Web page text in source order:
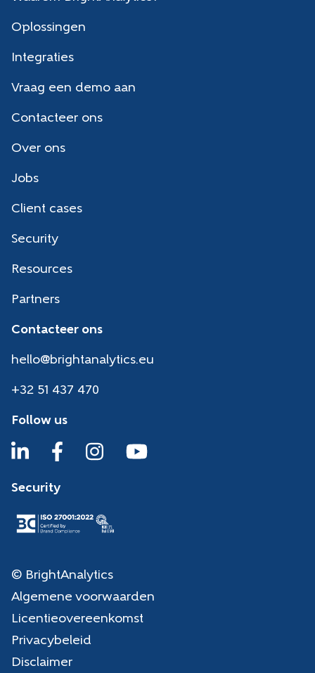
Oplossingen
Integraties
Vraag een demo aan
Contacteer ons
Over ons
Jobs
Client cases
Security
Resources
Partners
Contacteer ons
hello@brightanalytics.eu
+32 51 437 470
Follow us
Security
© BrightAnalytics
Algemene voorwaarden
Licentieovereenkomst
Privacybeleid
Disclaimer